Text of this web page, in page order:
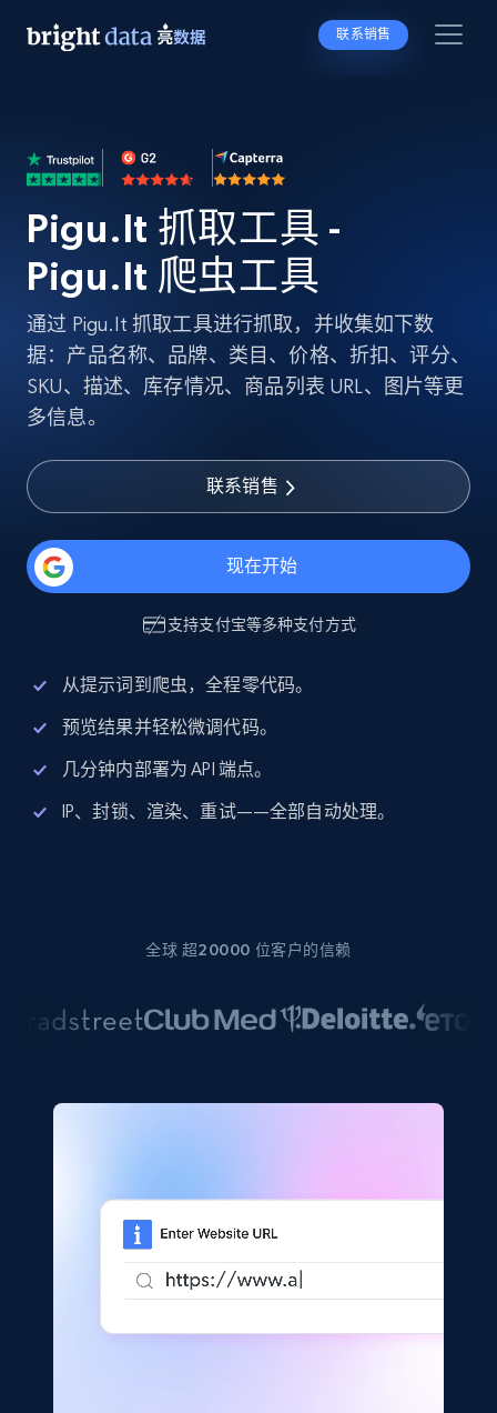
联系销售
Pigu.lt 抓取工具 -
Pigu.lt 爬虫工具
通过 Pigu.lt 抓取工具进行抓取，并收集如下数
据：产品名称、品牌、类目、价格、折扣、评分、
SKU、描述、库存情况、商品列表 URL、图片等更
多信息。
联系销售
现在开始
支持支付宝等多种支付方式
从提示词到爬虫，全程零代码。
预览结果并轻松微调代码。
几分钟内部署为 API 端点。
IP、封锁、渲染、重试——全部自动处理。
全球 超20000 位客户的信赖